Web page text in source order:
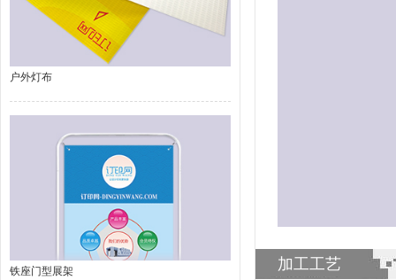
户外灯布
铁座门型展架 加工工艺